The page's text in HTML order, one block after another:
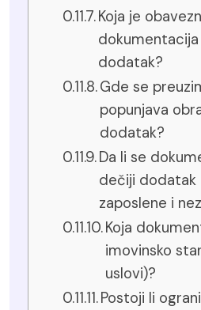
Koja je
dodatak?
Gde se
popunjava
dodatak?
Da li se
dečiji dodatak
zaposlene i
Koja
imovinsko
uslovi)?
Postoji li